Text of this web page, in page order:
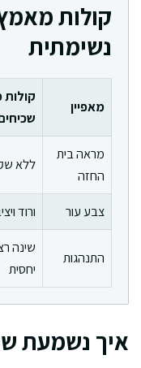
קולות
נשימתית
מאפיין
מראה בית
החזה
ללא
צבע עור
ורוד
התנהגות
שינה
יחסית
איך נשמעת